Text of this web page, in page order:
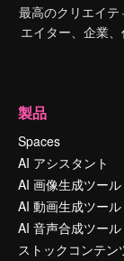
最高のクリエイテ
エイター、企業
製品
Spaces
AI アシスタント
AI 画像生成ツール
AI 動画生成ツール
AI 音声合成ツール
ストックコンテン